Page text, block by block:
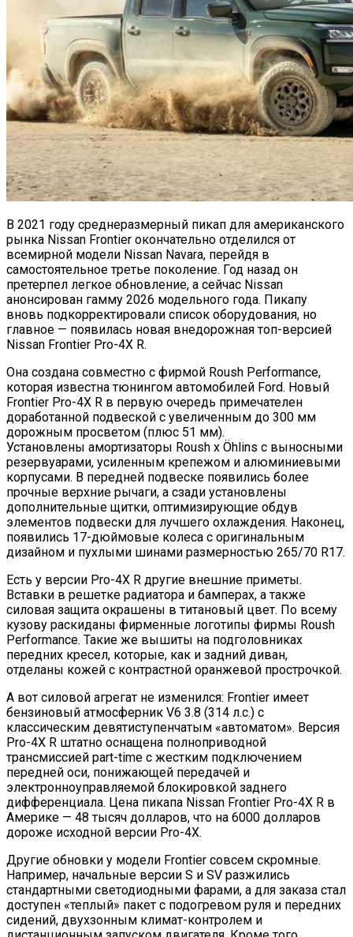
В 2021 году среднеразмерный пикап для американского
рынка Nissan Frontier окончательно отделился от
всемирной модели Nissan Navara, перейдя в
самостоятельное третье поколение. Год назад он
претерпел легкое обновление, а сейчас Nissan
анонсирован гамму 2026 модельного года. Пикапу
вновь подкорректировали список оборудования, но
главное — появилась новая внедорожная топ-версией
Nissan Frontier Pro-4X R.
Она создана совместно с фирмой Roush Performance,
которая известна тюнингом автомобилей Ford. Новый
Frontier Pro-4X R в первую очередь примечателен
доработанной подвеской с увеличенным до 300 мм
дорожным просветом (плюс 51 мм).
Установлены амортизаторы Roush x Öhlins с выносными
резервуарами, усиленным крепежом и алюминиевыми
корпусами. В передней подвеске появились более
прочные верхние рычаги, а сзади установлены
дополнительные щитки, оптимизирующие обдув
элементов подвески для лучшего охлаждения. Наконец,
появились 17-дюймовые колеса с оригинальным
дизайном и пухлыми шинами размерностью 265/70 R17.
Есть у версии Pro-4X R другие внешние приметы.
Вставки в решетке радиатора и бамперах, а также
силовая защита окрашены в титановый цвет. По всему
кузову раскиданы фирменные логотипы фирмы Roush
Performance. Такие же вышиты на подголовниках
передних кресел, которые, как и задний диван,
отделаны кожей с контрастной оранжевой прострочкой.
А вот силовой агрегат не изменился: Frontier имеет
бензиновый атмосферник V6 3.8 (314 л.с.) с
классическим девятиступенчатым «автоматом». Версия
Pro-4X R штатно оснащена полноприводной
трансмиссией part-time с жестким подключением
передней оси, понижающей передачей и
электронноуправляемой блокировкой заднего
дифференциала. Цена пикапа Nissan Frontier Pro-4X R в
Америке — 48 тысяч долларов, что на 6000 долларов
дороже исходной версии Pro-4X.
Другие обновки у модели Frontier совсем скромные.
Например, начальные версии S и SV разжились
стандартными светодиодными фарами, а для заказа стал
доступен «теплый» пакет с подогревом руля и передних
сидений, двухзонным климат-контролем и